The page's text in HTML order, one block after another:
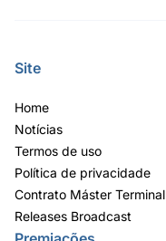
Site
Home
Notícias
Termos de uso
Política de privacidade
Contrato Máster Terminal
Releases Broadcast